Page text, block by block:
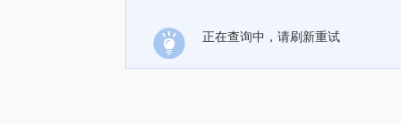
正在查询中，请刷新重试